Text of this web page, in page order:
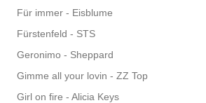
Für immer - Eisblume
Fürstenfeld - STS
Geronimo - Sheppard
Gimme all your lovin - ZZ Top
Girl on fire - Alicia Keys